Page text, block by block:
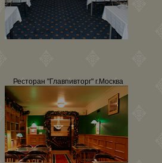
Ресторан "Главпивторг" г.Москва